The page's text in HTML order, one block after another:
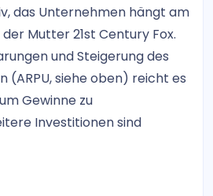
das Unternehmen hängt am
Mutter 21st Century Fox.
und Steigerung des
(ARPU, siehe oben) reicht es
Gewinne zu
Investitionen sind